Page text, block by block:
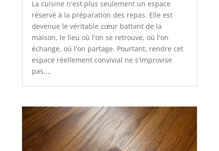
La cuisine n'est plus seulement un espace
réservé à la préparation des repas. Elle est
devenue le véritable cœur battant de la
maison, le lieu où l'on se retrouve, où l'on
échange, où l'on partage. Pourtant, rendre cet
espace réellement convivial ne s'improvise
pas....